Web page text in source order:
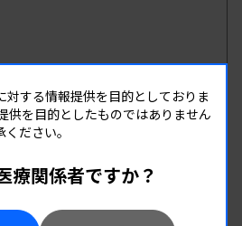
対する情報提供を目的としておりま
供を目的としたものではありません
ださい。
療関係者ですか？